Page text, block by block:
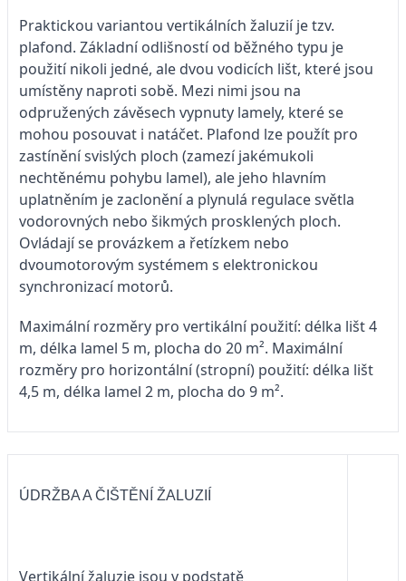
Praktickou variantou vertikálních žaluzií je tzv.
plafond. Základní odlišností od běžného typu je
použití nikoli jedné, ale dvou vodicích lišt, které jsou
umístěny naproti sobě. Mezi nimi jsou na
odpružených závěsech vypnuty lamely, které se
mohou posouvat i natáčet. Plafond lze použít pro
zastínění svislých ploch (zamezí jakémukoli
nechtěnému pohybu lamel), ale jeho hlavním
uplatněním je zaclonění a plynulá regulace světla
vodorovných nebo šikmých prosklených ploch.
Ovládají se provázkem a řetízkem nebo
dvoumotorovým systémem s elektronickou
synchronizací motorů.
Maximální rozměry pro vertikální použití: délka lišt 4
m, délka lamel 5 m, plocha do 20 m². Maximální
rozměry pro horizontální (stropní) použití: délka lišt
4,5 m, délka lamel 2 m, plocha do 9 m².
ÚDRŽBA A ČIŠTĚNÍ ŽALUZIÍ
Vertikální žaluzie jsou v podstatě